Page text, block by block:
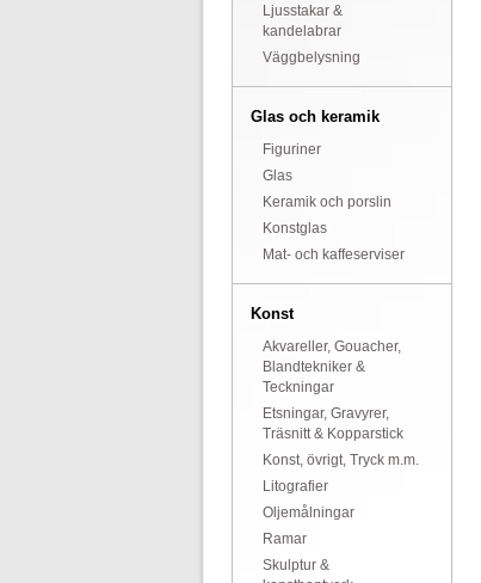
Ljusstakar &
kandelabrar
Väggbelysning
Glas och keramik
Figuriner
Glas
Keramik och porslin
Konstglas
Mat- och kaffeserviser
Konst
Akvareller, Gouacher,
Blandtekniker &
Teckningar
Etsningar, Gravyrer,
Träsnitt & Kopparstick
Konst, övrigt, Tryck m.m.
Litografier
Oljemålningar
Ramar
Skulptur &